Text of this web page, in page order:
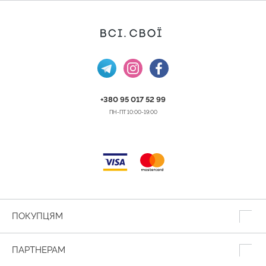
+380 95 017 52 99
ПН-ПТ 10:00-19:00
ПОКУПЦЯМ
ПАРТНЕРАМ